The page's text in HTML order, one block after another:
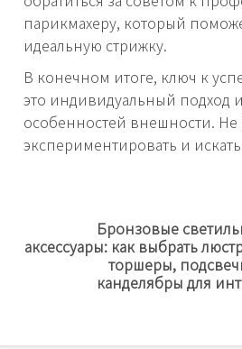
парикмахеру, который
идеальную стрижку.
В конечном итоге, ключ к
это индивидуальный подход и
особенностей внешности. Не
экспериментировать и
Next
Бронзовые
аксессуары: как выбрать
торшеры,
канделябры для